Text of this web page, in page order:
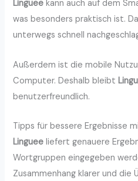
Linguee kann auch auf dem
was besonders praktisch ist.
unterwegs schnell
Außerdem ist die mobile
Computer. Deshalb bleibt
benutzerfreundlich.
Tipps für bessere Ergebnisse
Linguee liefert genauere
Wortgruppen eingegeben
Zusammenhang klarer und die